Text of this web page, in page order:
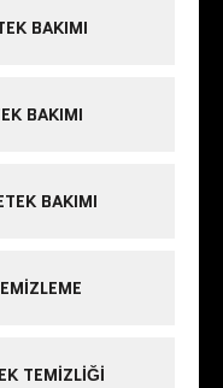
BAKIMI
BAKIMI
BAKIMI
TEMIZLIĞI